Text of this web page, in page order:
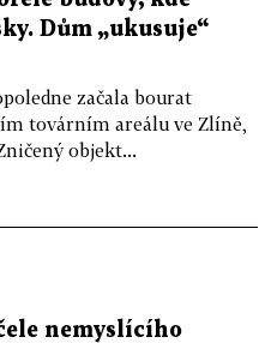
Dům „ukusuje“
začala bourat
továrním areálu ve Zlíně,
objekt...
nemyslícího